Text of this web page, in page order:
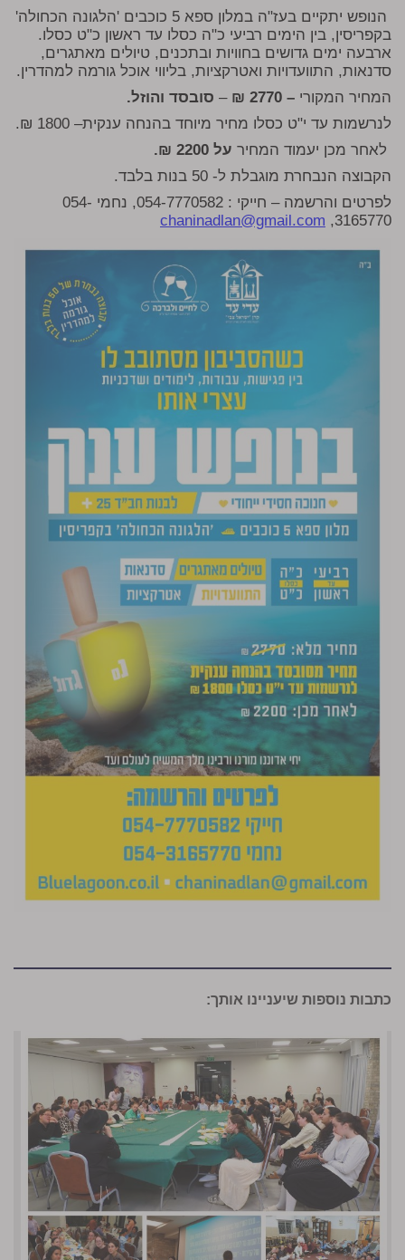
הנופש יתקיים בעז"ה במלון ספא 5 כוכבים 'הלגונה הכחולה'
בקפריסין, בין הימים רביעי כ"ה כסלו עד ראשון כ"ט כסלו.
ארבעה ימים גדושים בחוויות ובתכנים, טיולים מאתגרים,
סדנאות, התוועדויות ואטרקציות, בליווי אוכל גורמה למהדרין.
המחיר המקורי – 2770 ₪
– סובסד והוזל.
לנרשמות עד י"ט כסלו מחיר מיוחד בהנחה ענקית– 1800 ₪.
לאחר מכן יעמוד המחיר על 2200 ₪.
הקבוצה הנבחרת מוגבלת ל- 50 בנות בלבד.
לפרטים והרשמה – חייקי : 054-7770582, נחמי 054-
3165770,
chaninadlan@gmail.com
כתבות נוספות שיעניינו אותך: